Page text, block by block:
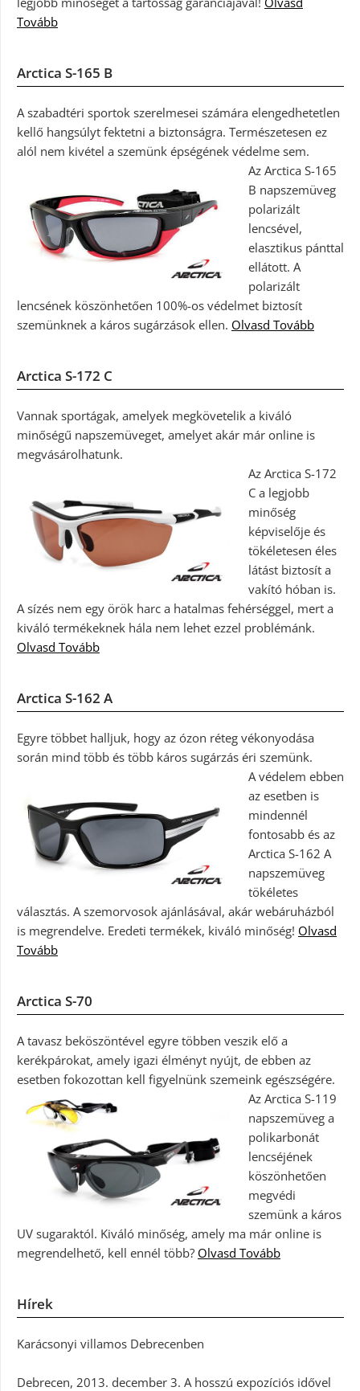
Tovább
Arctica S-165 B
A szabadtéri sportok szerelmesei számára elengedhetetlen
kellő hangsúlyt fektetni a biztonságra. Természetesen ez
alól nem kivétel a szemünk épségének védelme sem.
Az Arctica S-165
B napszemüveg
polarizált
lencsével,
elasztikus pánttal
ellátott. A
polarizált
lencsének köszönhetően 100%-os védelmet biztosít
szemünknek a káros sugárzások ellen. Olvasd Tovább
Arctica S-172 C
Vannak sportágak, amelyek megkövetelik a kiváló
minőségű napszemüveget, amelyet akár már online is
megvásárolhatunk.
Az Arctica S-172
C a legjobb
minőség
képviselője és
tökéletesen éles
látást biztosít a
vakító hóban is.
A sízés nem egy örök harc a hatalmas fehérséggel, mert a
kiváló termékeknek hála nem lehet ezzel problémánk.
Olvasd Tovább
Arctica S-162 A
Egyre többet halljuk, hogy az ózon réteg vékonyodása
során mind több és több káros sugárzás éri szemünk.
A védelem ebben
az esetben is
mindennél
fontosabb és az
Arctica S-162 A
napszemüveg
tökéletes
választás. A szemorvosok ajánlásával, akár webáruházból
is megrendelve. Eredeti termékek, kiváló minőség! Olvasd
Tovább
Arctica S-70
A tavasz beköszöntével egyre többen veszik elő a
kerékpárokat, amely igazi élményt nyújt, de ebben az
esetben fokozottan kell figyelnünk szemeink egészségére.
Az Arctica S-119
napszemüveg a
polikarbonát
lencséjének
köszönhetően
megvédi
szemünk a káros
UV sugaraktól. Kiváló minőség, amely ma már online is
megrendelhető, kell ennél több? Olvasd Tovább
Hírek
Karácsonyi villamos Debrecenben
Debrecen, 2013. december 3. A hosszú expozíciós idővel